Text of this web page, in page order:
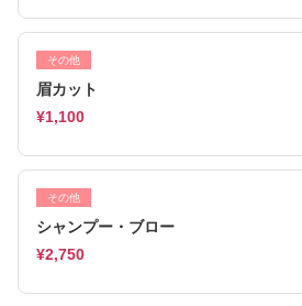
その他
眉カット
¥1,100
その他
シャンプー・ブロー
¥2,750